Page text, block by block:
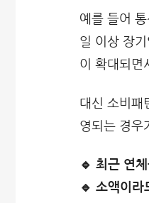
예를 들어
일 이상 장
이 확대되면
대신 소비패
영되는 경우
🔹 최근 연
🔹 소액이라